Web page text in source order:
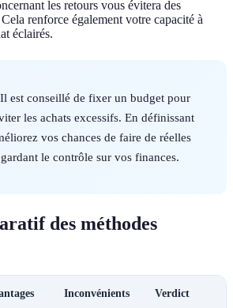
les retours vous évitera des
renforce également votre capacité à
éclairés.
Il est conseillé de fixer un budget pour
les achats excessifs. En définissant
vos chances de faire de réelles
le contrôle sur vos finances.
des méthodes
Inconvénients Verdict